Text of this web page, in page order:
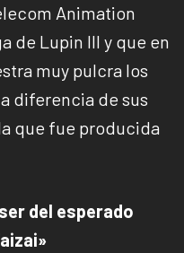
Animation
de Lupin III y que en
muy pulcra los
diferencia de sus
que fue producida
del esperado